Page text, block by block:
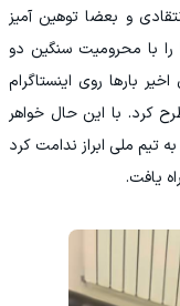
و بعضا توهین آمیز
را با محرومیت سنگین دو
بارها روی اینستاگرام
کرد. با این حال خواهر
تیم ملی ابراز ندامت کرد
یافت.